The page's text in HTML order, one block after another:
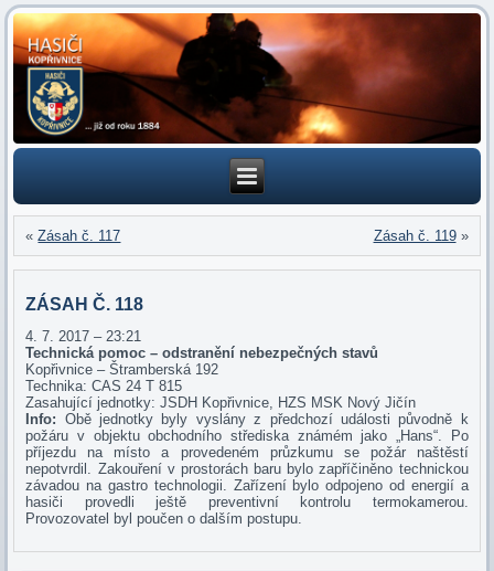
«Zásah č. 117 Zásah č. 119»
ZÁSAH Č. 118
4. 7. 2017 – 23:21
Technická pomoc – odstranění nebezpečných stavů
Kopřivnice – Štramberská 192
Technika: CAS 24 T 815
Zasahující jednotky: JSDH Kopřivnice, HZS MSK Nový Jičín
Info: Obě jednotky byly vyslány z předchozí události původně k
požáru v objektu obchodního střediska známém jako „Hans“. Po
příjezdu na místo a provedeném průzkumu se požár naštěstí
nepotvrdil. Zakouření v prostorách baru bylo zapříčiněno technickou
závadou na gastro technologii. Zařízení bylo odpojeno od energií a
hasiči provedli ještě preventivní kontrolu termokamerou.
Provozovatel byl poučen o dalším postupu.